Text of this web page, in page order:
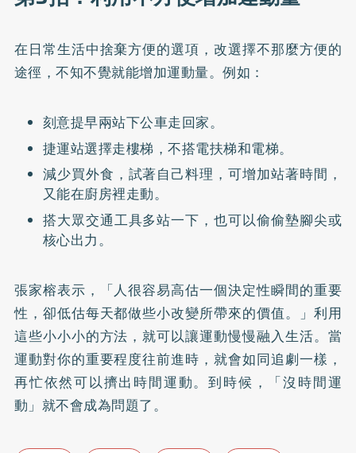
在日常生活中捨棄方便的選項，改選擇不那麼方便的
途徑，不知不覺就能增加運動量。例如：
刻意提早兩站下公車走回家。
捷運站選擇走樓梯，不搭電扶梯和電梯。
減少買外食，試著自己料理，可增加站著時間，
又能在廚房裡走動。
搭大眾交通工具多站一下，也可以偷偷墊腳尖或
核心出力。
張家榕表示，「人很容易高估一個決定性瞬間的重要
性，卻低估每天都做些小改變所帶來的價值。」利用
這些小小小的方法，就可以讓運動慢慢融入生活。當
運動對你的重要程度往前進時，就會如同追劇一樣，
再忙依然可以擠出時間運動。到時候，「沒時間運
動」就不會成為問題了。